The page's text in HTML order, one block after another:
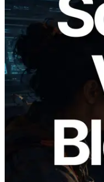
2026.05.24
Validators
Block Analyzer
zugewiesenen
Lesen Sie diesen Artikel